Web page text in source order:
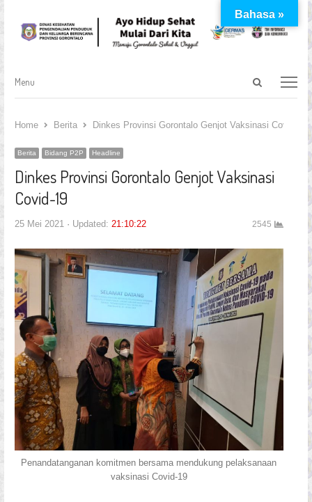
Open
Menu
Menu
Home Berita Dinkes Provinsi Gorontalo Genjot Vaksinasi Covid-19
Berita Bidang P2P Headline
Dinkes Provinsi Gorontalo Genjot Vaksinasi
Covid-19
25 Mei 2021 Updated: 21:10:22 2545
Penandatanganan komitmen bersama mendukung pelaksanaan
vaksinasi Covid-19
Bahasa »